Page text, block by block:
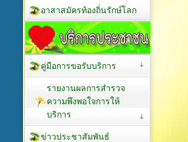
อาสาสมัครท้องถิ่นรักษ์โลก
คู่มือการขอรับบริการ
รายงานผลการสำรวจ
ความพึงพอใจการให้
บริการ
ข่าวประชาสัมพันธ์